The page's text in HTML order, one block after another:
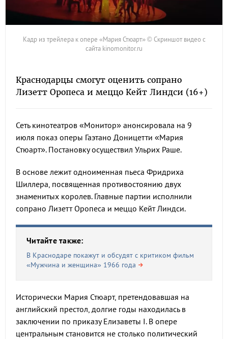
Кадр из трейлера к опере «Мария Стюарт» © Скриншот видео с
сайта kinomonitor.ru
Краснодарцы смогут оценить сопрано
Лизетт Оропеса и меццо Кейт Линдси (16+)
Сеть кинотеатров «Монитор» анонсировала на 9
июля показ оперы Гаэтано Доницетти «Мария
Стюарт». Постановку осуществил Ульрих Раше.
В основе лежит одноименная пьеса Фридриха
Шиллера, посвященная противостоянию двух
знаменитых королев. Главные партии исполнили
сопрано Лизетт Оропеса и меццо Кейт Линдси.
Читайте также:
В Краснодаре покажут и обсудят с критиком фильм
«Мужчина и женщина» 1966 года
Исторически Мария Стюарт, претендовавшая на
английский престол, долгие годы находилась в
заключении по приказу Елизаветы I. В опере
центральным становится не столько политический